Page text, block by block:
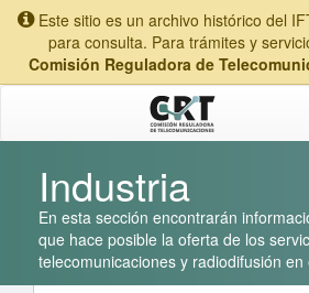
Este sitio es un archivo histórico del
para consulta. Para trámites y
Comisión Reguladora de
Industria
En esta sección encontrarán
que hace posible la oferta de los
telecomunicaciones y radiodifusión en